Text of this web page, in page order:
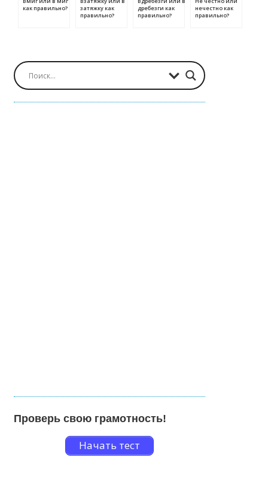
как правильно?
затяжку как
правильно?
дребезги как
правильно?
нечестно как
правильно?
Проверь свою грамотность!
Начать тест